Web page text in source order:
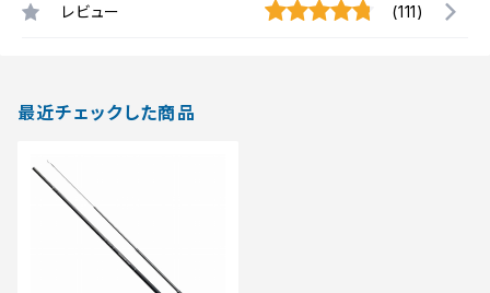
レビュー (111)
最近チェックした商品